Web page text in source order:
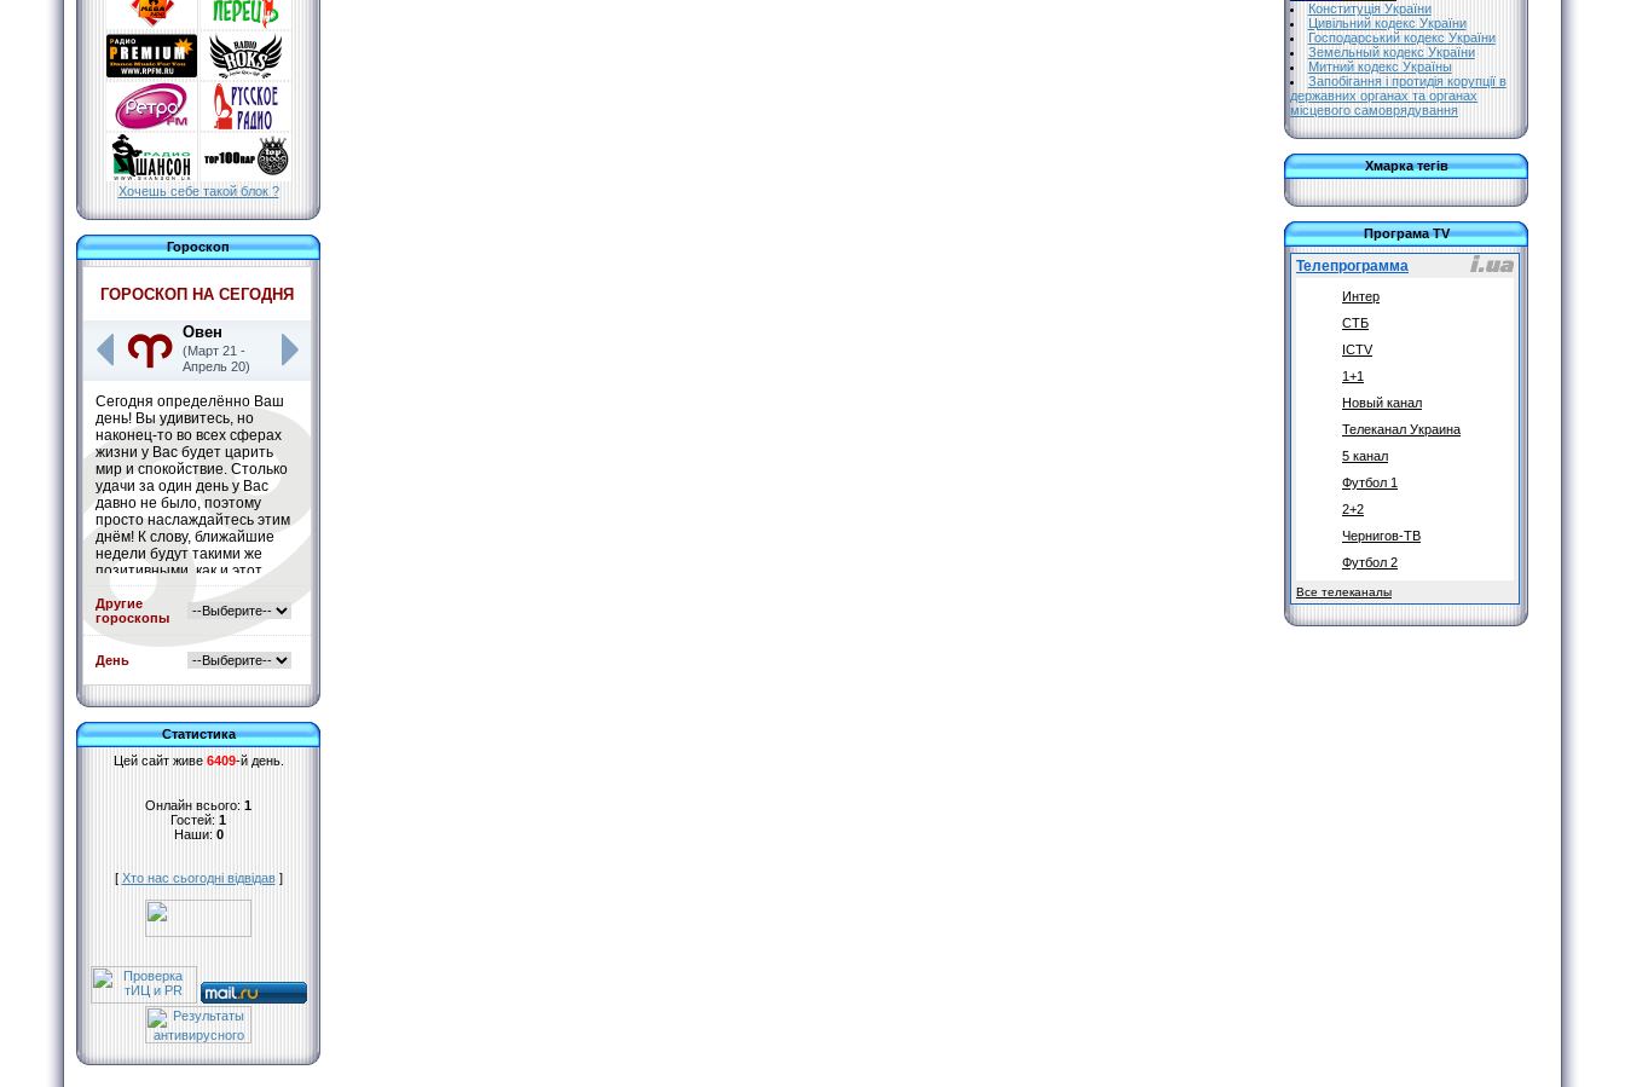
Хочешь себе такой блок ?
Гороскоп
ГОРОСКОП НА СЕГОДНЯ
Овен
(Март 21 -
Апрель 20)
Сегодня определённо Ваш
день! Вы удивитесь, но
наконец-то во всех сферах
жизни у Вас будет царить
мир и спокойствие. Столько
удачи за один день у Вас
давно не было, поэтому
просто наслаждайтесь этим
днём! К слову, ближайшие
недели будут такими же
позитивными, как и этот
день. Считайте это белой
полосой Вашей жизни.
Подробнее
Другие
гороскопы
День
Статистика
Цей сайт живе 6409-й день.
Онлайн всього: 1
Гостей: 1
Наши: 0
[ Хто нас сьогодні відвідав]
Конституція України
Цивільний кодекс України
Господарський кодекс України
Земельный кодекс України
Митний кодекс Україны
Запобігання і протидія корупції в
державних органах та органах
місцевого самоврядування
Хмарка тегів
Програма TV
Телепрограмма
Интер
СТБ
ICTV
1+1
Новый канал
Телеканал Украина
5 канал
Футбол 1
2+2
Чернигов-ТВ
Футбол 2
Все телеканалы